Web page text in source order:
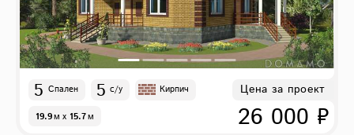
5 Спален 5 с/у Кирпич
19.9м x 15.7м
Цена за проект
26 000 ₽